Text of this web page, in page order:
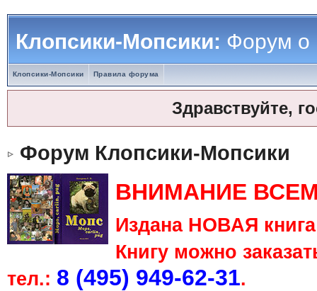
Клопсики-Мопсики:Форум о
Клопсики-Мопсики Правила форума
Здравствуйте,
Форум Клопсики-Мопсики
ВНИМАНИЕ
Издана НОВАЯ
Книгу можно
тел.: 8 (495) 949-62-31.